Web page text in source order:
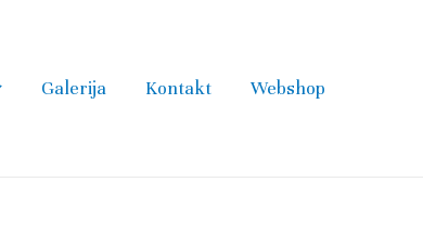
Galerija Kontakt Webshop